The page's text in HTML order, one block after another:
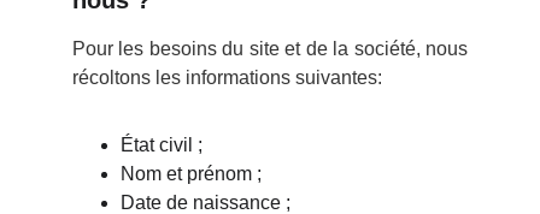
Pour les besoins du site et de la société, nous
récoltons les informations suivantes:
État civil ;
Nom et prénom ;
Date de naissance ;